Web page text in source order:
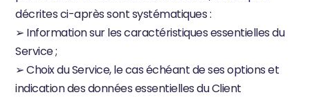
décrites ci-après sont systématiques :
➢ Information sur les caractéristiques essentielles du
Service ;
➢ Choix du Service, le cas échéant de ses options et
indication des données essentielles du Client